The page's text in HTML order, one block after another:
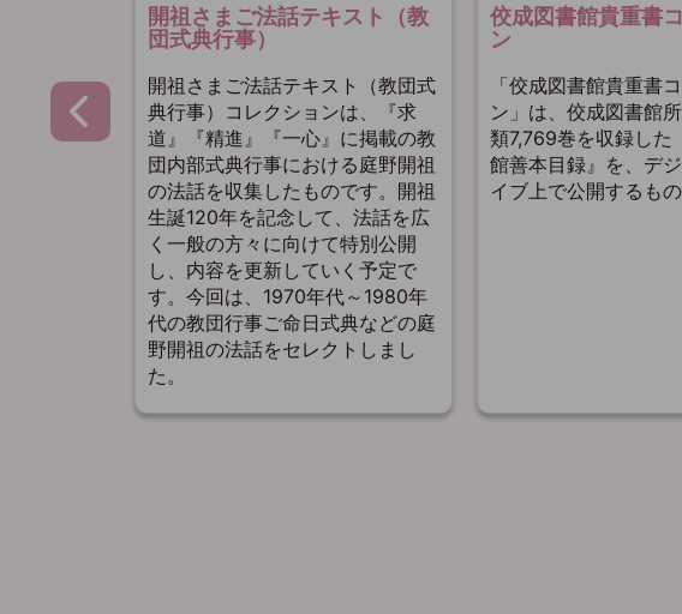
話」か
の14年
振り返り
開祖さまご法話テキスト（教
団式典行事）
開祖さまご法話テキスト（教団式
典行事）コレクションは、『求
道』『精進』『一心』に掲載の教
団内部式典行事における庭野開祖
の法話を収集したものです。開祖
生誕120年を記念して、法話を広
く一般の方々に向けて特別公開
し、内容を更新していく予定で
す。今回は、1970年代～1980年
代の教団行事ご命日式典などの庭
野開祖の法話をセレクトしまし
た。
佼成図書館貴重書
ン
「佼成図書館貴重書
ン」は、佼成図書館
類7,769巻を収録した
館善本目録』を、デ
イブ上で公開するもの